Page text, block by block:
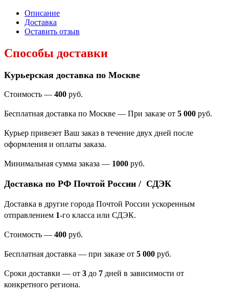
Описание
Доставка
Оставить отзыв
Способы доставки
Курьерская доставка по Москве
Стоимость — 400 руб.
Бесплатная доставка по Москве — При заказе от 5 000 руб.
Курьер привезет Ваш заказ в течение двух дней после
оформления и оплаты заказа.
Минимальная сумма заказа — 1000 руб.
Доставка по РФ Почтой России / СДЭК
Доставка в другие города Почтой России ускоренным
отправлением 1-го класса или СДЭК.
Стоимость — 400 руб.
Бесплатная доставка — при заказе от 5 000 руб.
Сроки доставки — от 3 до 7 дней в зависимости от
конкретного региона.